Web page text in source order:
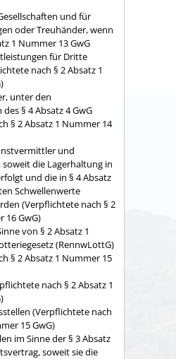
und für
oder Treuhänder, wenn
1 Nummer 13 GwG
für Dritte
nach § 2 Absatz 1
unter den
§ 4 Absatz 4 GwG
§ 2 Absatz 1 Nummer 14
und
die Lagerhaltung in
und die in § 4 Absatz
Schwellenwerte
(Verpflichtete nach § 2
16 GwG)
von § 2 Absatz 1
(RennwLottG)
§ 2 Absatz 1 Nummer 15
nach § 2 Absatz 1
(Verpflichtete nach
15 GwG)
im Sinne der § 3 Absatz
soweit sie die